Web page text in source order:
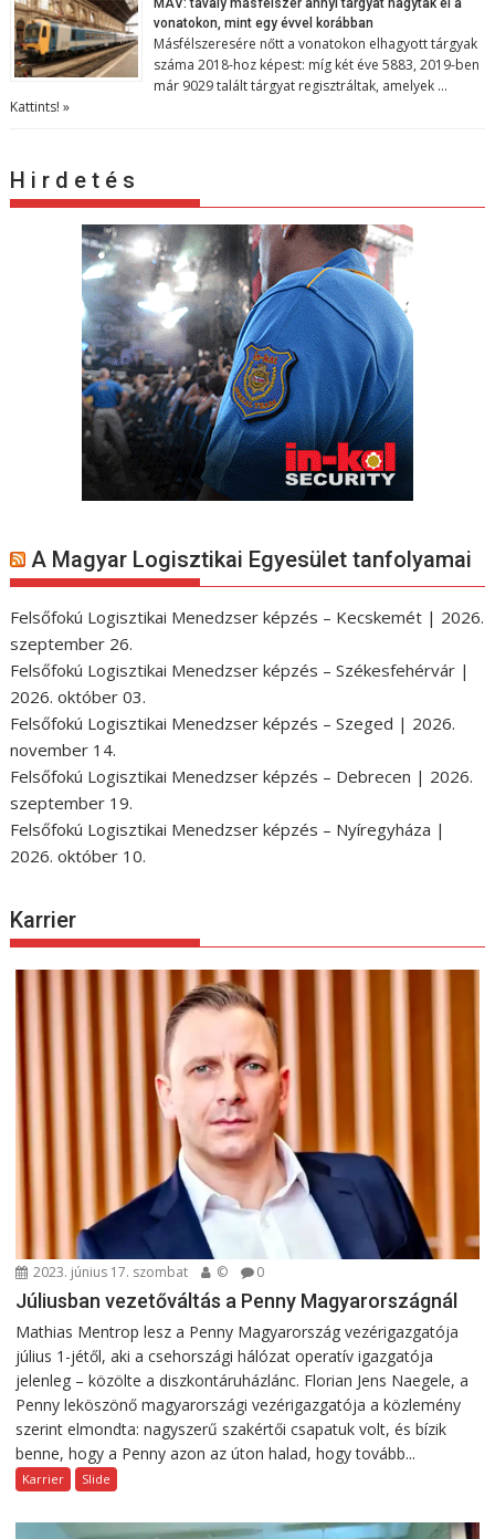
vonatokon, mint egy évvel korábban
Másfélszeresére nőtt a vonatokon elhagyott tárgyak
száma 2018-hoz képest: míg két éve 5883, 2019-ben
már 9029 talált tárgyat regisztráltak, amelyek …
Kattints! »
H i r d e t é s
A Magyar Logisztikai Egyesület tanfolyamai
Felsőfokú Logisztikai Menedzser képzés – Kecskemét | 2026.
szeptember 26.
Felsőfokú Logisztikai Menedzser képzés – Székesfehérvár |
2026. október 03.
Felsőfokú Logisztikai Menedzser képzés – Szeged | 2026.
november 14.
Felsőfokú Logisztikai Menedzser képzés – Debrecen | 2026.
szeptember 19.
Felsőfokú Logisztikai Menedzser képzés – Nyíregyháza |
2026. október 10.
Karrier
2023. június 17. szombat © 0
Júliusban vezetőváltás a Penny Magyarországnál
Mathias Mentrop lesz a Penny Magyarország vezérigazgatója
július 1-jétől, aki a csehországi hálózat operatív igazgatója
jelenleg – közölte a diszkontáruházlánc. Florian Jens Naegele, a
Penny leköszönő magyarországi vezérigazgatója a közlemény
szerint elmondta: nagyszerű szakértői csapatuk volt, és bízik
benne, hogy a Penny azon az úton halad, hogy tovább...
Karrier Slide